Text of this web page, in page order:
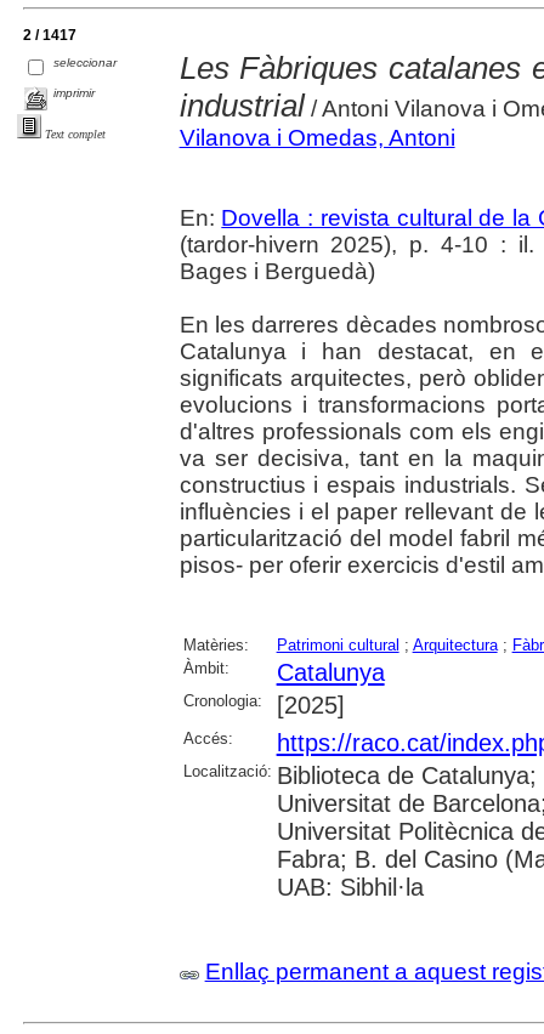
2 / 1417
seleccionar
imprimir
Text complet
Les Fàbriques catalanes
industrial/ Antoni Vilanova i
Vilanova i Omedas, Antoni
En: Dovella : revista cultural de la
(tardor-hivern 2025), p. 4-10 : il.
Bages i Berguedà)
En les darreres dècades
Catalunya i han destacat, en
significats arquitectes, però
evolucions i transformacions
d'altres professionals com els
va ser decisiva, tant en la
constructius i espais industrials.
influències i el paper rellevant de
particularització del model fabril
pisos- per oferir exercicis d'estil
Matèries: Patrimoni cultural ; Arquitectura;
Àmbit:
Catalunya
Cronologia: [2025]
Accés: https://raco.cat/
Localització: Biblioteca de
Universitat de
Universitat Politècnica
Fabra; B. del Casino
UAB: Sibhil·la
Enllaç permanent a aquest